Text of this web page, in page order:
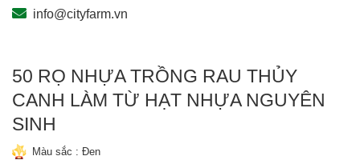
info@cityfarm.vn
50 RỌ NHỰA TRỒNG RAU THỦY
CANH LÀM TỪ HẠT NHỰA NGUYÊN
SINH
Màu sắc : Đen